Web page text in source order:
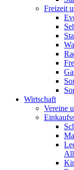
Freizeit
Wirtschaft
Vereine